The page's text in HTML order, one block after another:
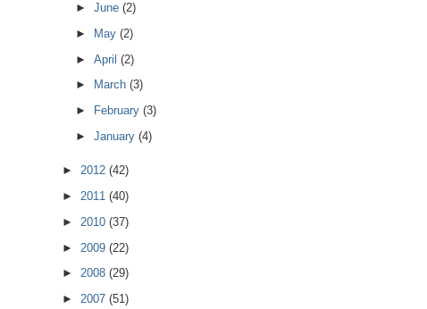
►June(2)
►
May(2)
►April(2)
►
March(3)
►
February(3)
►January(4)
► 2012 (42)
► 2011 (40)
► 2010 (37)
► 2009 (22)
► 2008 (29)
► 2007 (51)